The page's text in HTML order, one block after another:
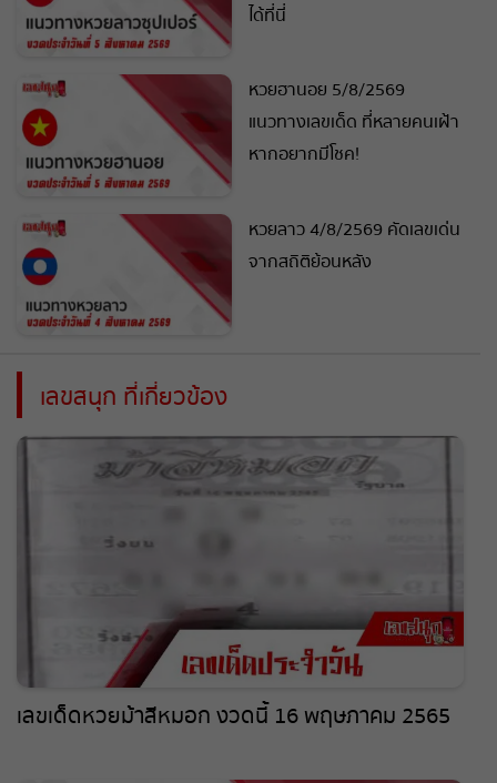
ได้ที่นี่
หวยฮานอย 5/8/2569
แนวทางเลขเด็ด ที่หลายคนเฝ้า
หากอยากมีโชค!
หวยลาว 4/8/2569 คัดเลขเด่น
จากสถิติย้อนหลัง
เลขสนุก ที่เกี่ยวข้อง
เลขเด็ดหวยม้าสีหมอก งวดนี้ 16 พฤษภาคม 2565